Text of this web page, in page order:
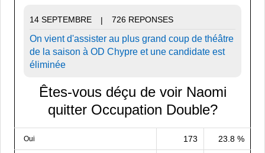
14 SEPTEMBRE | 726 REPONSES
On vient d'assister au plus grand coup de théâtre
de la saison à OD Chypre et une candidate est
éliminée
Êtes-vous déçu de voir Naomi
quitter Occupation Double?
Oui 173 23.8 %